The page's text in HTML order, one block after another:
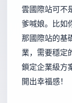
雲國際站可不
爹喊娘。比如
那國際站的基
業，需要穩定
鎖定企業級方
開出幸福感！